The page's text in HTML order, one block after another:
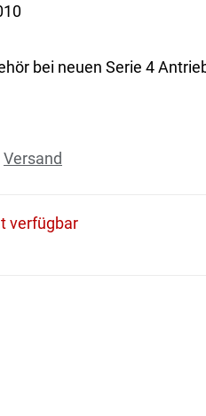
bei neuen Serie 4
Versand
verfügbar